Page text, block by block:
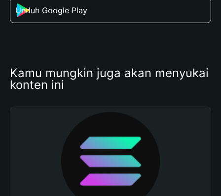
Unduh Google Play
Kamu mungkin juga akan menyukai
konten ini